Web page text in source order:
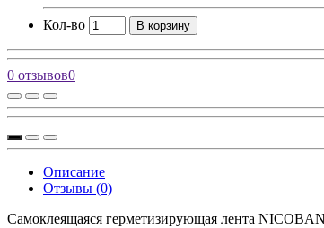
Кол-во В корзину
0 отзывов0
Описание
Отзывы (0)
Самоклеящаяся герметизирующая лента